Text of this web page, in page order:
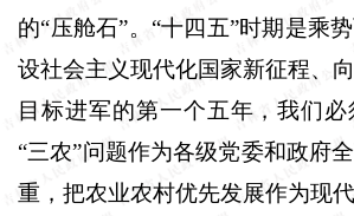
的“压舱石”。“十四五”时期是乘
设社会主义现代化国家新征程、
目标进军的第一个五年，我们
“三农”问题作为各级党委和政府
重，把农业农村优先发展作为现